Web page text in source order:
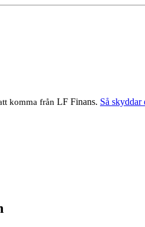
komma från LF Finans. Så skyddar